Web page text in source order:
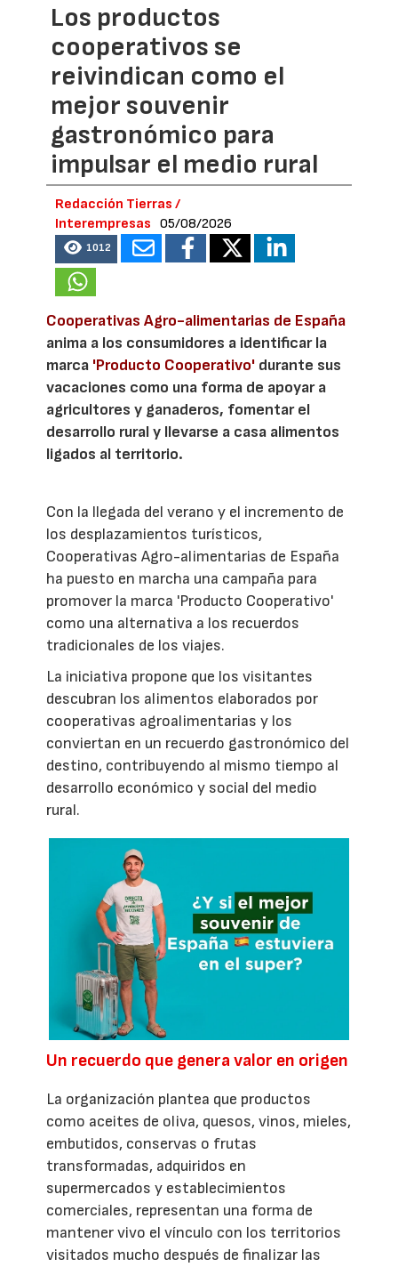
Los productos
cooperativos se
reivindican como el
mejor souvenir
gastronómico para
impulsar el medio rural
Redacción Tierras /
Interempresas
05/08/2026
1012
Cooperativas Agro-alimentarias de España
anima a los consumidores a identificar la
marca 'Producto Cooperativo' durante sus
vacaciones como una forma de apoyar a
agricultores y ganaderos, fomentar el
desarrollo rural y llevarse a casa alimentos
ligados al territorio.
Con la llegada del verano y el incremento de
los desplazamientos turísticos,
Cooperativas Agro-alimentarias de España
ha puesto en marcha una campaña para
promover la marca 'Producto Cooperativo'
como una alternativa a los recuerdos
tradicionales de los viajes.
La iniciativa propone que los visitantes
descubran los alimentos elaborados por
cooperativas agroalimentarias y los
conviertan en un recuerdo gastronómico del
destino, contribuyendo al mismo tiempo al
desarrollo económico y social del medio
rural.
Un recuerdo que genera valor en origen
La organización plantea que productos
como aceites de oliva, quesos, vinos, mieles,
embutidos, conservas o frutas
transformadas, adquiridos en
supermercados y establecimientos
comerciales, representan una forma de
mantener vivo el vínculo con los territorios
visitados mucho después de finalizar las